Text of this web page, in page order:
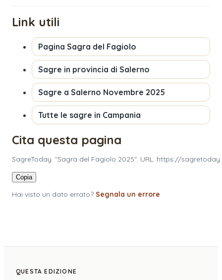
Link utili
Pagina Sagra del Fagiolo
Sagre in provincia di Salerno
Sagre a Salerno Novembre 2025
Tutte le sagre in Campania
Cita questa pagina
SagreToday. "Sagra del Fagiolo 2025". URL: https://
Copia
Hai visto un dato errato? Segnala un errore
QUESTA EDIZIONE